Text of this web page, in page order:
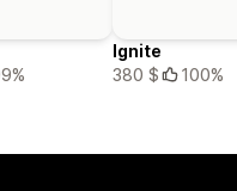
Ignite
380 $
100%